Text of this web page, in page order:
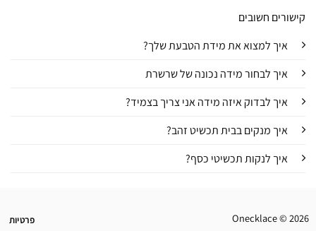
קישורים חשובים
איך למצוא את מידת הטבעת שלך?
איך לבחור מידה נכונה של שרשרת
איך לבדוק איזה מידה אני צריך בצמיד?
איך מנקים בבית תכשיט זהב?
איך לנקות תכשיטי כסף?
Onecklace © 2026 פרטיות